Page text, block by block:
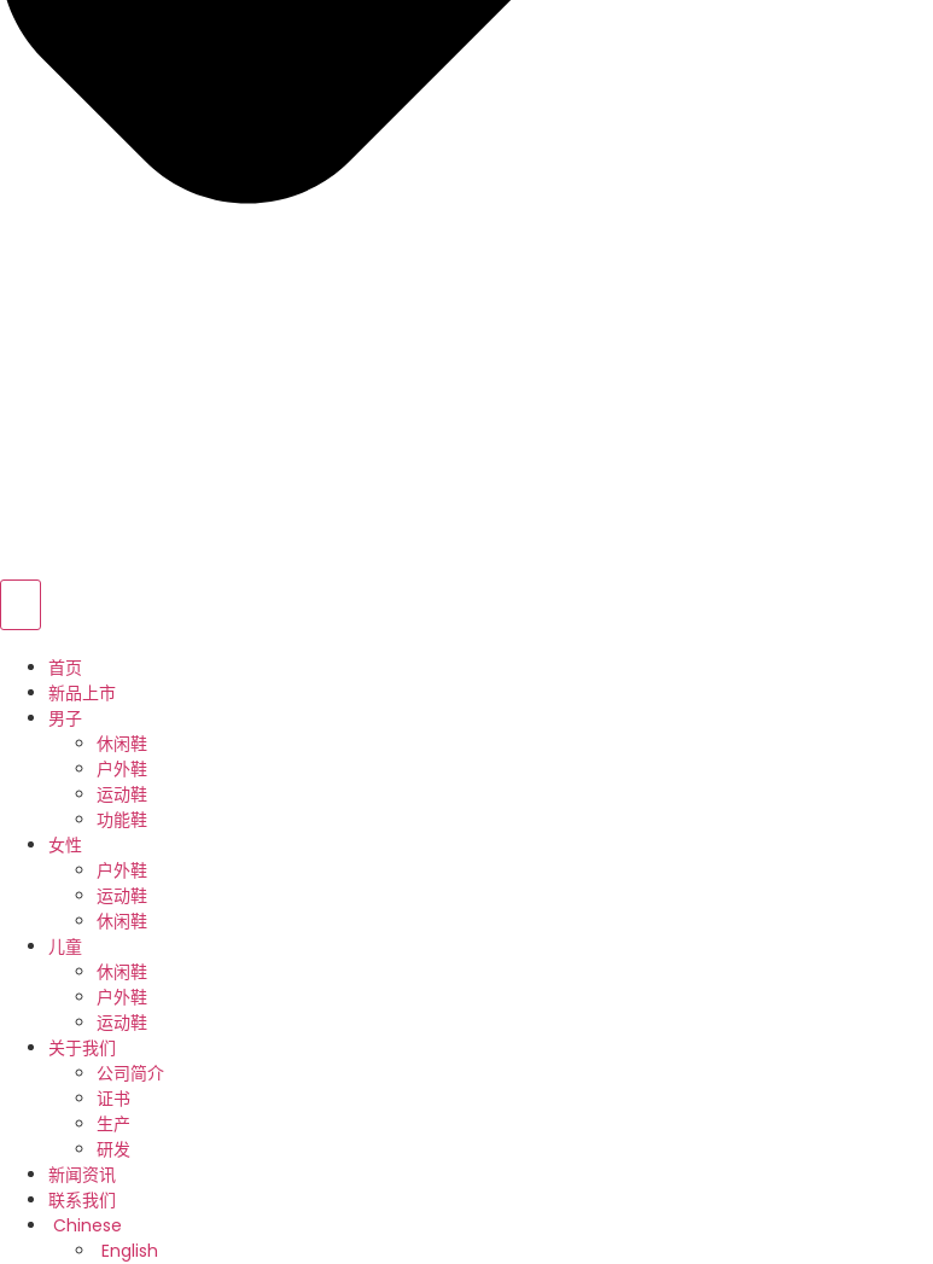
首页
新品上市
男子
休闲鞋
户外鞋
运动鞋
功能鞋
女性
户外鞋
运动鞋
休闲鞋
儿童
休闲鞋
户外鞋
运动鞋
关于我们
公司简介
证书
生产
研发
新闻资讯
联系我们
Chinese
English